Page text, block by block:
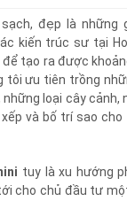
sạch, đẹp là những
kiến trúc sư tại
tạo ra được
tôi ưu tiên trồng
loại cây cảnh,
và bố trí sao cho
tuy là xu hướng
cho chủ đầu tư